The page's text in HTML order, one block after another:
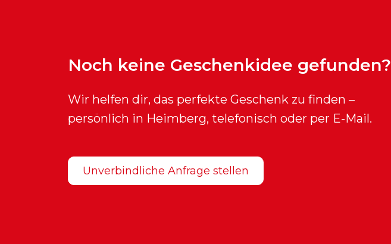
Noch keine Geschenkidee gefunden?
Wir helfen dir, das perfekte Geschenk zu finden –
persönlich in Heimberg, telefonisch oder per E-Mail.
Unverbindliche Anfrage stellen